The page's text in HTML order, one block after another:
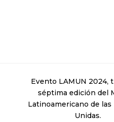
Evento LAMUN 2024,
séptima edición del
Latinoamericano de las
Unidas.